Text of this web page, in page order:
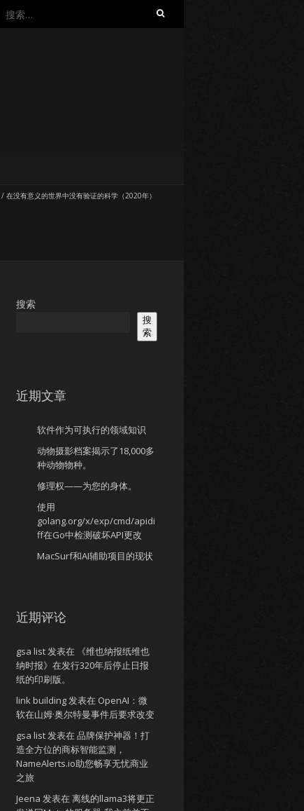
搜
/ 在没有意义的世界中没有验证的科学（2020年）
搜索
搜
索
近期文章
软件作为可执行的领域知识
动物摄影档案揭示了18,000多
种动物物种。
修理权——为您的身体。
使用
golang.org/x/exp/cmd/apidi
ff在Go中检测破坏API更改
MacSurf和AI辅助项目的现状
近期评论
gsa list发表在
《维也纳报纸维也
纳时报》在发行320年后停止日报
纸的印刷版。
link building发表在 OpenAI：微
软在山姆·奥尔特曼事件后要求改变
gsa list发表在 品牌保护神器！打
造全方位的商标智能监测，
NameAlerts.io助您畅享无忧商业
之旅
Jeena 发表在 离线的llama3将更正